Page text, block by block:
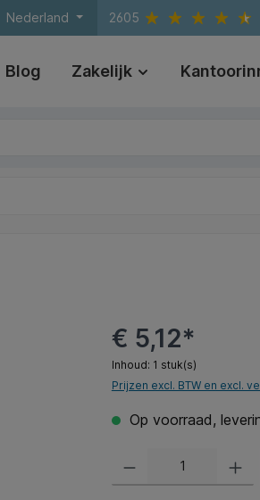
Nederland 2605
Blog Zakelijk
€ 5,12*
Inhoud: 1 stuk(s)
Prijzen excl. BTW en excl.
Op voorraad,